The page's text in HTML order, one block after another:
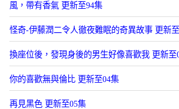
風，帶有香氣 更新至94集
怪奇-伊藤潤二令人徹夜難眠的奇異故事 更新
換座位後，發現身後的男生好像喜歡我 更新至
你的喜歡無與倫比 更新至04集
再見黑色 更新至05集